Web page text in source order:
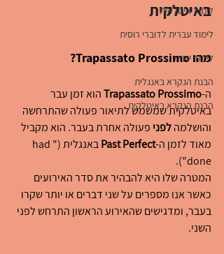
לימוד איטלקית
לימוד עברית לדוברי רוסית
לימוד יוונית
הבנת הנקרא באנגלית
הבנת הנקרא באיטלקית
באיטלקית
מהו Trapassato Prossimo?
ה-Trapassato Prossimo הוא זמן עבר
באיטלקית שמשמש לתיאור פעולה שהתרחשה
והושלמה לפני פעולה אחרת בעבר. הוא מקביל
מאוד לזמן ה-Past Perfect
באנגלית ("had
done").
המטרה שלו היא להבהיר את סדר האירועים
כאשר אנו מספרים על שני דברים או יותר שקרו
בעבר, ומדגישים שהאירוע הראשון התרחש לפני
השני.